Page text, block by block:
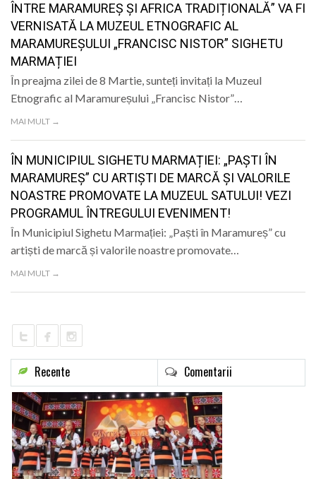
SPORT
SPECIAL
POLITIC
LIFE
ÎNTRE MARAMUREȘ ȘI AFRICA TRADIȚIONALĂ” VA FI
VERNISATĂ LA MUZEUL ETNOGRAFIC AL
MARAMUREȘULUI „FRANCISC NISTOR” SIGHETU
MARMAȚIEI
În preajma zilei de 8 Martie, sunteți invitați la Muzeul
Etnografic al Maramureșului „Francisc Nistor”…
MAI MULT →
ÎN MUNICIPIUL SIGHETU MARMAȚIEI: „PAȘTI ÎN
MARAMUREȘ” CU ARTIȘTI DE MARCĂ ȘI VALORILE
NOASTRE PROMOVATE LA MUZEUL SATULUI! VEZI
PROGRAMUL ÎNTREGULUI EVENIMENT!
În Municipiul Sighetu Marmației: „Paști în Maramureș” cu
artiști de marcă și valorile noastre promovate…
MAI MULT →
Recente Comentarii